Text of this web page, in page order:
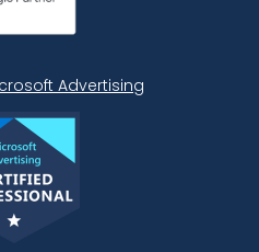
Advertising